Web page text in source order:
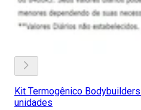
Kit Termogênico
unidades